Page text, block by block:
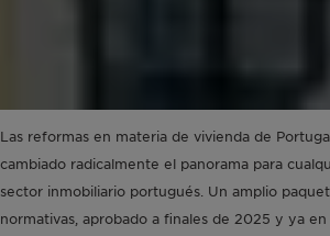
Las reformas en materia de vivienda de
cambiado radicalmente el panorama para
sector inmobiliario portugués. Un amplio
normativas, aprobado a finales de 2025 y ya